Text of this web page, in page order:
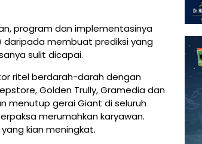
program dan implementasinya
daripada membuat prediksi yang
sulit dicapai.
ritel berdarah-darah dengan
Golden Trully, Gramedia dan
menutup gerai Giant di seluruh
merumahkan karyawan.
kian meningkat.